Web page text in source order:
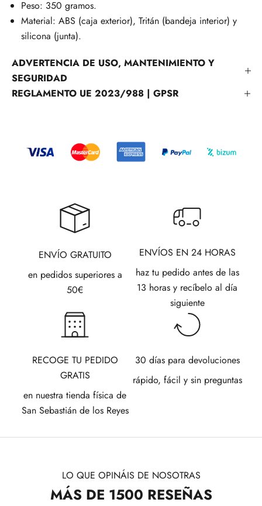
Peso: 350 gramos.
Material: ABS (caja exterior), Tritán (bandeja interior) y
silicona (junta).
ADVERTENCIA DE USO, MANTENIMIENTO Y
SEGURIDAD
REGLAMENTO UE 2023/988 | GPSR
ENVÍO GRATUITO
en pedidos superiores a
50€
ENVÍOS EN 24 HORAS
haz tu pedido antes de las
13 horas y recíbelo al día
siguiente
RECOGE TU PEDIDO
GRATIS
en nuestra tienda física de
San Sebastián de los Reyes
30 días para devoluciones
rápido, fácil y sin preguntas
LO QUE OPINÁIS DE NOSOTRAS
MÁS DE 1500 RESEÑAS